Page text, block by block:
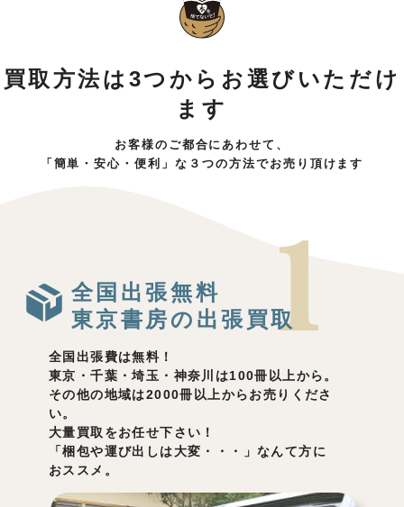
買取方法は3つからお選びいただけ
ます
お客様のご都合にあわせて、
「簡単・安心・便利」な３つの方法でお売り頂けます
全国出張無料
東京書房の出張買取
全国出張費は無料！
東京・千葉・埼玉・神奈川は100冊以上から。
その他の地域は2000冊以上からお売りくださ
い。
大量買取をお任せ下さい！
「梱包や運び出しは大変・・・」なんて方に
おススメ。